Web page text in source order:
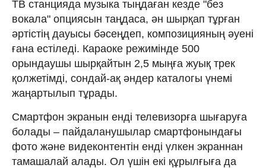
ТВ станцияда музыка тыңдаған кезде "без
вокала" опциясын таңдаса, ән шырқап тұрған
әртістің дауысы бәсеңдеп, композицияның әуені
ғана естіледі. Караоке режимінде 500
орындаушы шырқайтын 2,5 мыңға жуық трек
қолжетімді, сондай-ақ әндер каталогы үнемі
жаңартылып тұрады.
Смартфон экранын енді телевизорға шығаруға
болады – пайдаланушылар смартфонындағы
фото және видеконтентін енді үлкен экраннан
тамашалай алады. Ол үшін екі құрылғыға да